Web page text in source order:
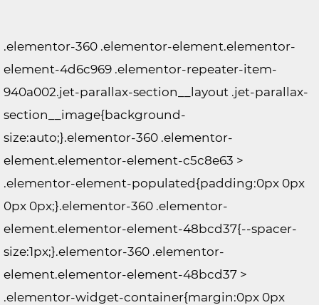
.elementor-360 .elementor-element.elementor-
element-4d6c969 .elementor-repeater-item-
940a002.jet-parallax-section__layout .jet-parallax-
section__image{background-
size:auto;}.elementor-360 .elementor-
element.elementor-element-c5c8e63 >
.elementor-element-populated{padding:0px 0px
0px 0px;}.elementor-360 .elementor-
element.elementor-element-48bcd37{--spacer-
size:1px;}.elementor-360 .elementor-
element.elementor-element-48bcd37 >
.elementor-widget-container{margin:0px 0px